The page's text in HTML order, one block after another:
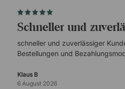
schneller und
schneller und zuverlässiger
Bestellungen und
Klaus B
6 August 2026